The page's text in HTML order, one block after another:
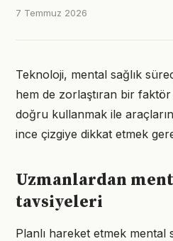
7 Temmuz 2026
Teknoloji, mental sağlık
hem de zorlaştıran bir
doğru kullanmak ile
ince çizgiye dikkat etmek
Uzmanlardan
tavsiyeleri
Planlı hareket etmek mental